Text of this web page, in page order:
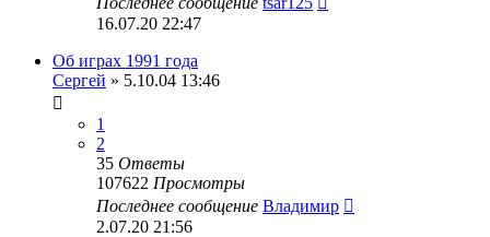
16.07.20 22:47
Об играх 1991 года
Сергей » 5.10.04 13:46
1
2
35 Ответы
107622 Просмотры
Последнее сообщение Владимир
2.07.20 21:56